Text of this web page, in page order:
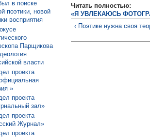
в поиске
поэтики, новой
восприятия
Парщикова
власти
проекта
»
проекта
зал»
проекта
Журнал»
проекта
Читать полностью:
«Я УВЛЕКАЮСЬ
‹ Поэтике нужна своя